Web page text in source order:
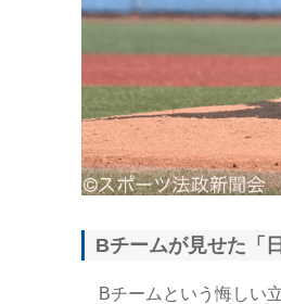
Bチームが見せた「
Bチームという悔しい